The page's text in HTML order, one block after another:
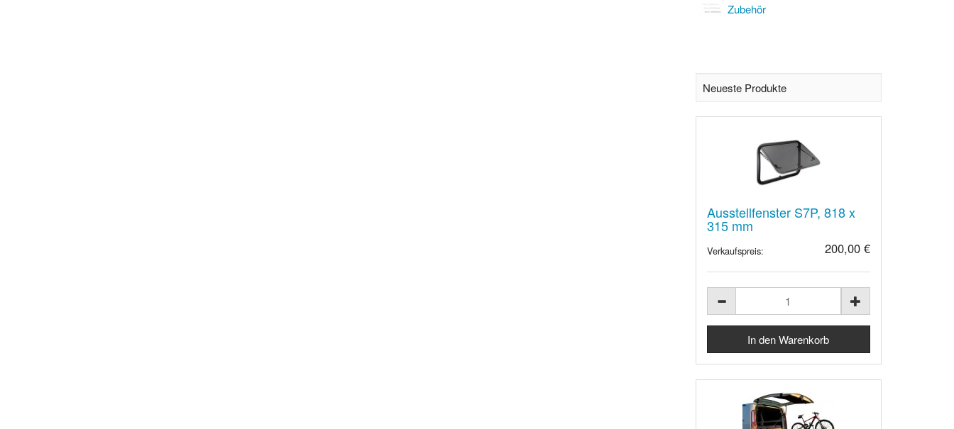
Zubehör
Neueste Produkte
Ausstellfenster S7P, 818 x
315 mm
Verkaufspreis: 200,00 €